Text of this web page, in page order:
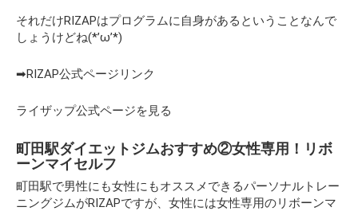
それだけRIZAPはプログラムに自身があるということなんで
しょうけどね(*’ω’*)
➡RIZAP公式ページリンク
ライザップ公式ページを見る
町田駅ダイエットジムおすすめ②女性専用！リボ
ーンマイセルフ
町田駅で男性にも女性にもオススメできるパーソナルトレー
ニングジムがRIZAPですが、女性には女性専用のリボーンマ